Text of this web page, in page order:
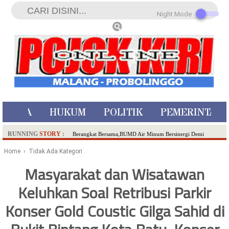
HUKUM POLITIK
RUNNING STORY : Berangkat Bersama,BUMD Air Minum Bersinergi Demi
Ditangkap di Kediri,Satu Buron
Literasi Melalui LASKAR JODA, Usung Filosofi Gelar Sehelai
Tikar
Ambulance Dari Berbagai Daerah Padati Kota Wisata Batu
Home › Tidak Ada Kategori
Masyarakat dan Wisatawan
Keluhkan Soal Retribusi Parkir
Konser Gold Coustic Gilga Sahid di
Night Mode